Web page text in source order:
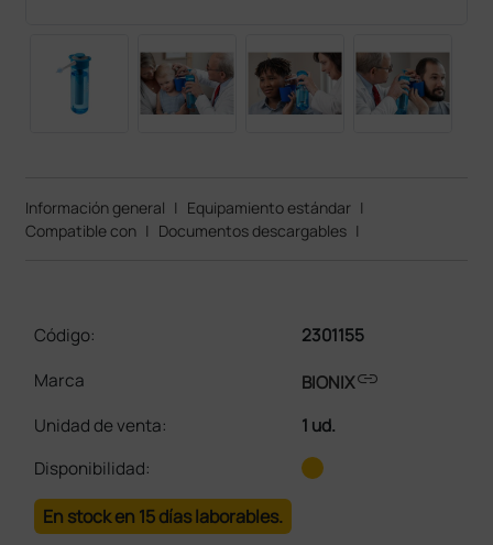
Información general | Equipamiento estándar |
Compatible con | Documentos descargables |
Código:
2301155
Marca
BIONIXlink
Unidad de venta:
1 ud.
Disponibilidad:
En stock en 15 días laborables.